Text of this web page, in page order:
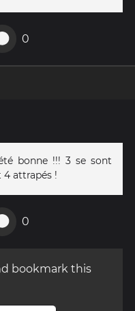
0
bonne !!! 3 se sont
4 attrapés !
0
bookmark this